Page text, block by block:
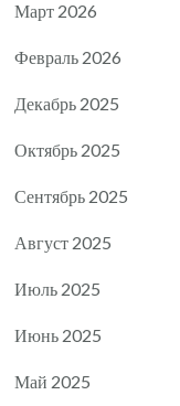
Март 2026
Февраль 2026
Декабрь 2025
Октябрь 2025
Сентябрь 2025
Август 2025
Июль 2025
Июнь 2025
Май 2025